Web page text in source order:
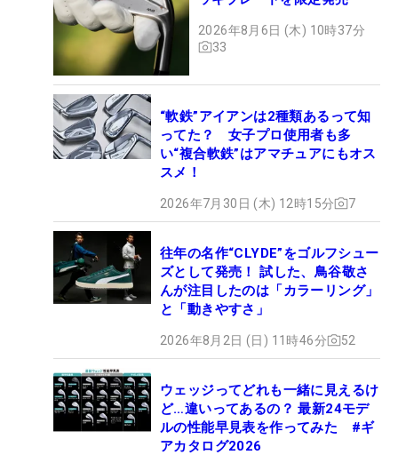
2026年8月6日 (木) 10時37分
33
“軟鉄”アイアンは2種類あるって知
ってた？ 女子プロ使用者も多
い“複合軟鉄”はアマチュアにもオス
スメ！
2026年7月30日 (木) 12時15分 7
往年の名作“CLYDE”をゴルフシュー
ズとして発売！ 試した、鳥谷敬さ
んが注目したのは「カラーリング」
と「動きやすさ」
2026年8月2日 (日) 11時46分 52
ウェッジってどれも一緒に見えるけ
ど…違いってあるの？ 最新24モデ
ルの性能早見表を作ってみた #ギ
アカタログ2026